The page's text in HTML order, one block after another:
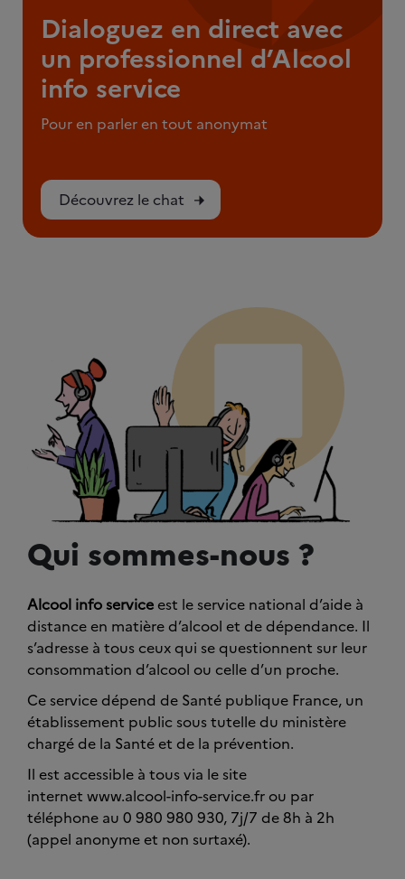
Dialoguez en direct avec
un professionnel d’Alcool
info service
Pour en parler en tout anonymat
Découvrez le chat
Qui sommes-nous ?
Alcool info service est le service national d’aide à
distance en matière d’alcool et de dépendance. Il
s’adresse à tous ceux qui se questionnent sur leur
consommation d’alcool ou celle d’un proche.
Ce service dépend de Santé publique France, un
établissement public sous tutelle du ministère
chargé de la Santé et de la prévention.
Il est accessible à tous via le site
internet www.alcool-info-service.fr ou par
téléphone au 0 980 980 930, 7j/7 de 8h à 2h
(appel anonyme et non surtaxé).